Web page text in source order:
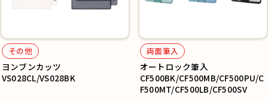
その他
ヨンブンカッツ
VS028CL/VS028BK
両面筆入
オートロック筆入
CF500BK/CF500MB/CF500PU/C
F500MT/CF500LB/CF500SV